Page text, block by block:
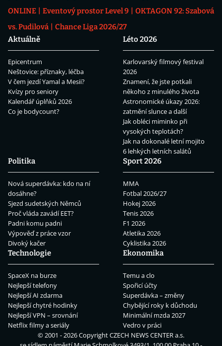
ONLINE
Eventový prostor Level 9
OKTAGON 92: Szabová
vs. Pudilová
Chance Liga 2026/27
Aktuálně
Epicentrum
Neštovice: příznaky, léčba
V čem jezdí Yamal a Mesii?
Kvízy pro seniory
Kalendář úplňků 2026
Co je bodycount?
Léto 2026
Karlovarský filmový festival
2026
Znamení, že jste potkali
někoho z minulého života
Astronomické úkazy 2026:
zatmění slunce a další
Jak obléci miminko při
vysokých teplotách?
Jak na dokonalé letní mojito
6 lehkých letních salátů
Politika
Nová superdávka: kdo na ní
dosáhne?
Sjezd sudetských Němců
Proč vláda zavádí EET?
Padni komu padni
Výpověď z práce vzor
Divoký kačer
Sport 2026
MMA
Fotbal 2026/27
Hokej 2026
Tenis 2026
F1 2026
Atletika 2026
Cyklistika 2026
Technologie
SpaceX na burze
Nejlepší telefony
Nejlepší AI zdarma
Nejlepší chytré hodinky
Nejlepší VPN – srovnání
Netflix filmy a seriály
Ekonomika
Temu a clo
Spořicí účty
Superdávka – změny
Chybějící roky k důchodu
Minimální mzda 2027
Vedro v práci
© 2001 - 2026 CopyrightCZECH NEWS CENTER a.s.